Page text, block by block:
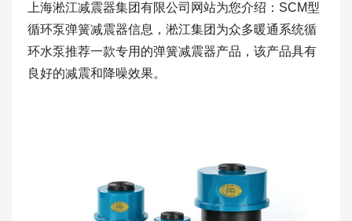
上海淞江减震器集团有限公司网站为您介绍：SCM型
循环泵弹簧减震器信息，淞江集团为众多暖通系统循
环水泵推荐一款专用的弹簧减震器产品，该产品具有
良好的减震和降噪效果。